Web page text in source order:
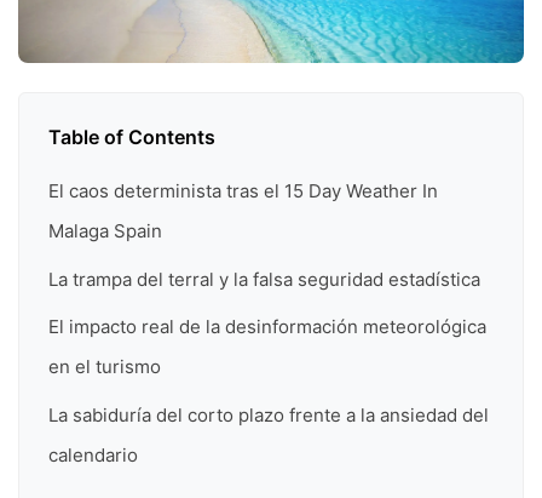
Table of Contents
El caos determinista tras el 15 Day Weather In
Malaga Spain
La trampa del terral y la falsa seguridad estadística
El impacto real de la desinformación meteorológica
en el turismo
La sabiduría del corto plazo frente a la ansiedad del
calendario